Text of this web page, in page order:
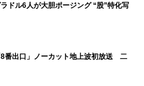
大奥』を皆さんに届けられる
ます。僕自身は初めての連ド
を印象深く演じ、少しでも皆
らいいなと思います。ぜひ楽
ドル6人が大胆ポージング “股”特化写
8番出口」ノーカット地上波初放送 二